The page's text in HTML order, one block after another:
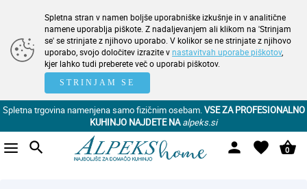
Spletna stran v namen boljše uporabniške izkušnje in v analitične
namene uporablja piškote. Z nadaljevanjem ali klikom na 'Strinjam
se' se strinjate z njihovo uporabo. V kolikor se ne strinjate z njihovo
uporabo, svojo določitev izrazite vnastavitvah uporabe piškotov,
kjer lahko tudi preberete več o uporabi piškotov.
STRINJAM SE
Spletna trgovina namenjena samo fizičnim osebam.VSE ZA PROFESIONALNO
KUHINJO NAJDETE NA alpeks.si
search person favorite shopping_basket
0